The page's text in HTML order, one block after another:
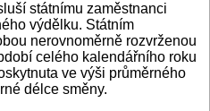
státnímu zaměstnanci
výdělku. Státním
nerovnoměrně rozvrženou
celého kalendářního roku
ve výši průměrného
délce směny.